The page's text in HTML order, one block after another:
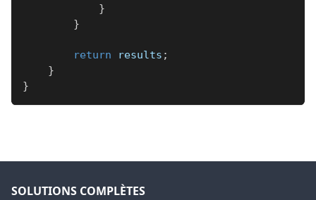
}
}
return results ;
}
}
SOLUTIONS COMPLÈTES